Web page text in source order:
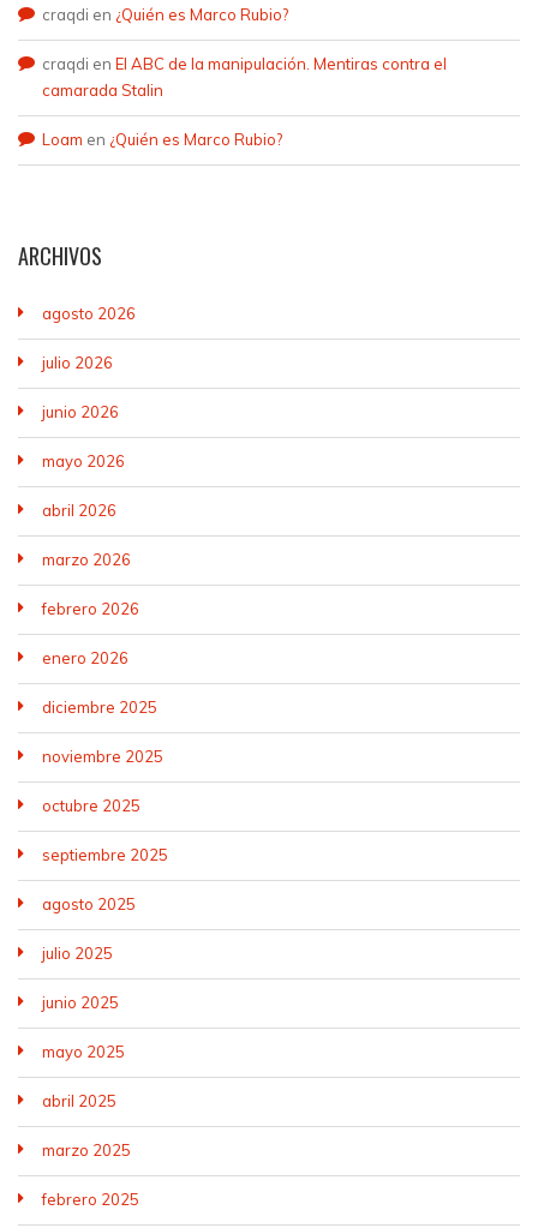
craqdi en ¿Quién es Marco Rubio?
craqdi en El ABC de la manipulación. Mentiras contra el
camarada Stalin
Loam en ¿Quién es Marco Rubio?
ARCHIVOS
agosto 2026
julio 2026
junio 2026
mayo 2026
abril 2026
marzo 2026
febrero 2026
enero 2026
diciembre 2025
noviembre 2025
octubre 2025
septiembre 2025
agosto 2025
julio 2025
junio 2025
mayo 2025
abril 2025
marzo 2025
febrero 2025